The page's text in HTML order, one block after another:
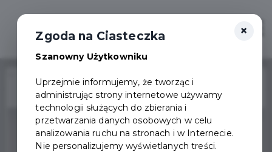
Wydarzenie już się
zakończyło
×
Zgoda na Ciasteczka
Szanowny Użytkowniku
Uprzejmie informujemy, że tworząc i
administrując strony internetowe używamy
technologii służących do zbierania i
przetwarzania danych osobowych w celu
analizowania ruchu na stronach i w Internecie.
Nie personalizujemy wyświetlanych treści.